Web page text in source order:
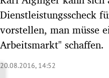
Untermenü
Untermenü
Untermenü
Dienstleistungsscheck
vorstellen, man müsse
Arbeitsmarkt" schaffen.
20.08.2016, 14:52